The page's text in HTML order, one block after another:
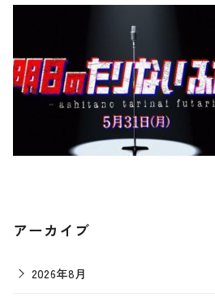
アーカイブ
2026年8月